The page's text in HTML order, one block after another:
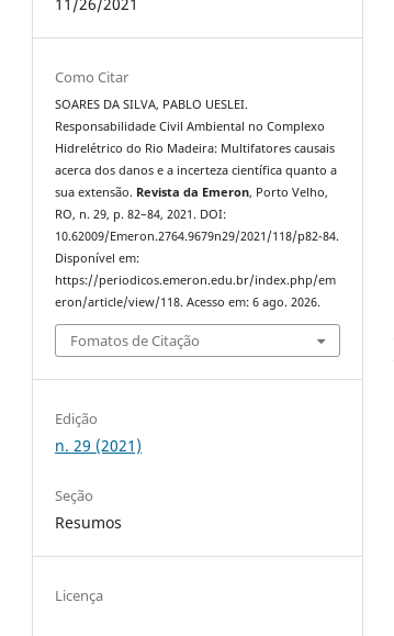
Como Citar
SOARES DA SILVA, PABLO UESLEI.
Responsabilidade Civil Ambiental no Complexo
Hidrelétrico do Rio Madeira: Multifatores causais
acerca dos danos e a incerteza científica quanto a
sua extensão. Revista da Emeron, Porto Velho,
RO, n. 29, p. 82–84, 2021. DOI:
10.62009/Emeron.2764.9679n29/2021/118/p82-84.
Disponível em:
https://periodicos.emeron.edu.br/index.php/em
eron/article/view/118. Acesso em: 6 ago. 2026.
Fomatos de Citação
Edição
n. 29 (2021)
Seção
Resumos
Licença